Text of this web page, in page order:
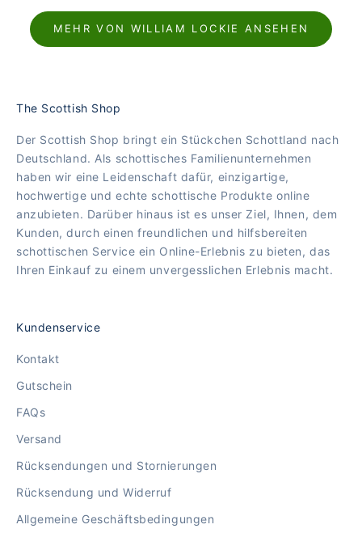
RUNDHALSAUSSCHNITT
BRAUN
MEHR VON WILLIAM LOCKIE ANSEHEN
The Scottish Shop
Der Scottish Shop bringt ein Stückchen Schottland nach
Deutschland. Als schottisches Familienunternehmen
haben wir eine Leidenschaft dafür, einzigartige,
hochwertige und echte schottische Produkte online
anzubieten. Darüber hinaus ist es unser Ziel, Ihnen, dem
Kunden, durch einen freundlichen und hilfsbereiten
schottischen Service ein Online-Erlebnis zu bieten, das
Ihren Einkauf zu einem unvergesslichen Erlebnis macht.
Kundenservice
Kontakt
Gutschein
FAQs
Versand
Rücksendungen und Stornierungen
Rücksendung und Widerruf
Allgemeine Geschäftsbedingungen